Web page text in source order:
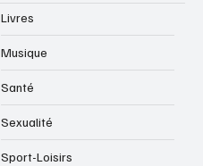
Livres
Musique
Santé
Sexualité
Sport-Loisirs